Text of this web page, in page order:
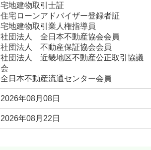
宅地建物取引士証
住宅ローンアドバイザー登録者証
宅地建物取引業人権指導員
社団法人 全日本不動産協会会員
社団法人 不動産保証協会会員
社団法人 近畿地区不動産公正取引協議
会
全日本不動産流通センター会員
2026年08月08日
2026年08月22日